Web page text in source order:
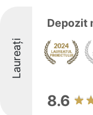
Laureați
Depozit
8.6